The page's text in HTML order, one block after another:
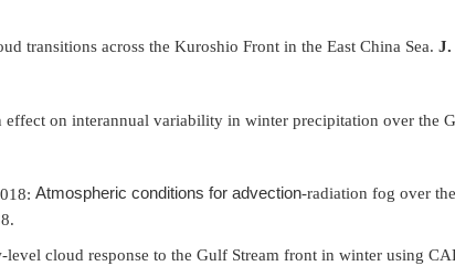
transitions across the Kuroshio Front in the East China Sea. J.
on interannual variability in winter precipitation over the
Atmospheric conditions for advection‐radiation fog over
level cloud response to the Gulf Stream front in winter using